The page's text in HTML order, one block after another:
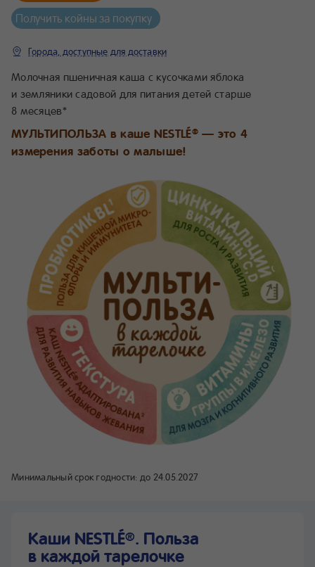
Получить койны за покупку
Города, доступные для доставки
Молочная пшеничная каша с кусочками яблока
и земляники садовой для питания детей старше
8 месяцев*
МУЛЬТИПОЛЬЗА в каше NESTLÉ®— это 4
измерения заботы о малыше!
Минимальный срок годности: до 24.05.2027
Каши NESTLÉ®. Польза
в каждой тарелочке